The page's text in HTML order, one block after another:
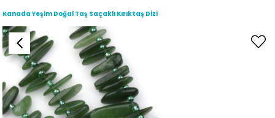
Kanada Yeşim Doğal Taş Saçaklı Kırıktaş Dizi